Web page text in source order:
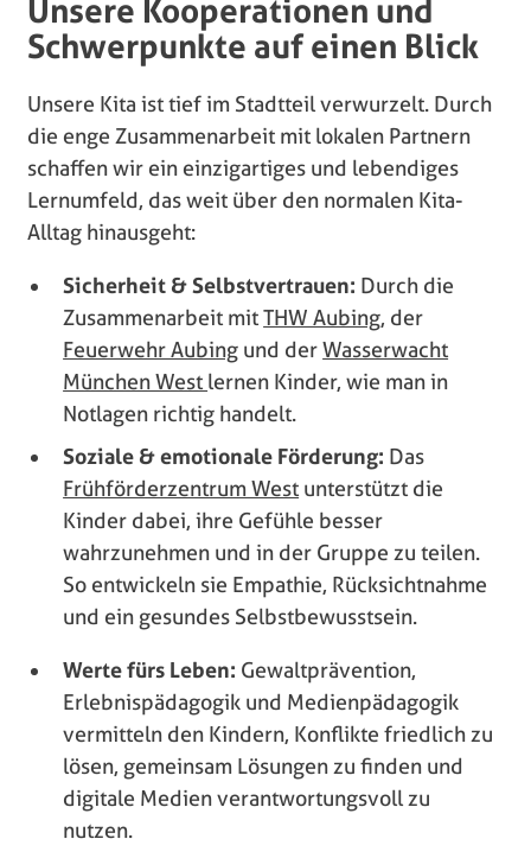
Unsere Kooperationen und
Schwerpunkte auf einen Blick
Unsere Kita ist tief im Stadtteil verwurzelt. Durch
die enge Zusammenarbeit mit lokalen Partnern
schaffen wir ein einzigartiges und lebendiges
Lernumfeld, das weit über den normalen Kita-
Alltag hinausgeht:
Sicherheit & Selbstvertrauen: Durch die
Zusammenarbeit mitTHW Aubing, der
Feuerwehr Aubing und derWasserwacht
München West lernen Kinder, wie man in
Notlagen richtig handelt.
Soziale & emotionale Förderung: Das
Frühförderzentrum West unterstützt die
Kinder dabei, ihre Gefühle besser
wahrzunehmen und in der Gruppe zu teilen.
So entwickeln sie Empathie, Rücksichtnahme
und ein gesundes Selbstbewusstsein.
Werte fürs Leben: Gewaltprävention,
Erlebnispädagogik und Medienpädagogik
vermitteln den Kindern, Konflikte friedlich zu
lösen, gemeinsam Lösungen zu finden und
digitale Medien verantwortungsvoll zu
nutzen.